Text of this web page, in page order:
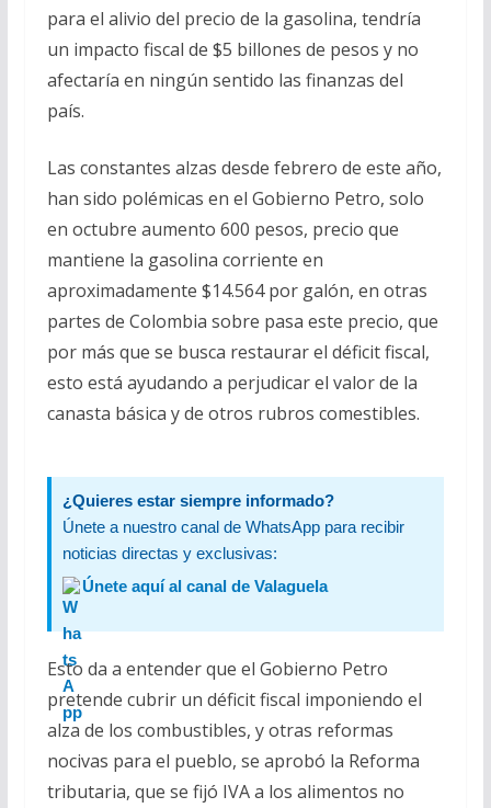
para el alivio del precio de la gasolina, tendría
un impacto fiscal de $5 billones de pesos y no
afectaría en ningún sentido las finanzas del
país.
Las constantes alzas desde febrero de este año,
han sido polémicas en el Gobierno Petro, solo
en octubre aumento 600 pesos, precio que
mantiene la gasolina corriente en
aproximadamente $14.564 por galón, en otras
partes de Colombia sobre pasa este precio, que
por más que se busca restaurar el déficit fiscal,
esto está ayudando a perjudicar el valor de la
canasta básica y de otros rubros comestibles.
¿Quieres estar siempre informado?
Únete a nuestro canal de WhatsApp para recibir
noticias directas y exclusivas:
Únete aquí al canal de Valaguela
Esto da a entender que el Gobierno Petro
pretende cubrir un déficit fiscal imponiendo el
alza de los combustibles, y otras reformas
nocivas para el pueblo, se aprobó la Reforma
tributaria, que se fijó IVA a los alimentos no